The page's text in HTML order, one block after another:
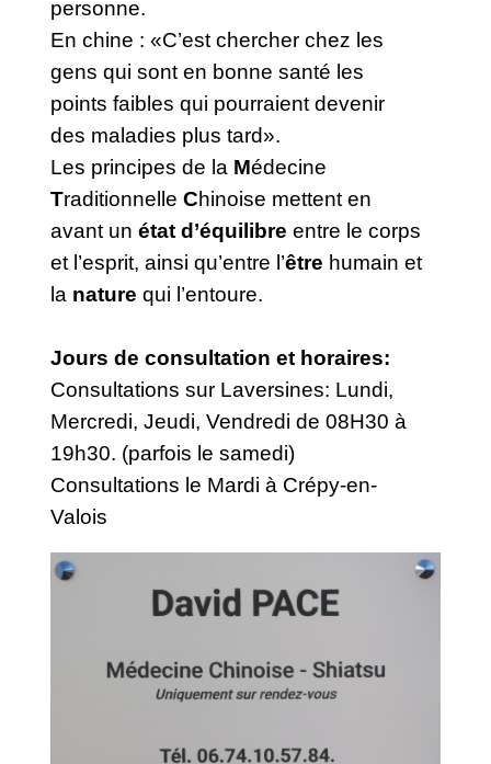
personne.
En chine : «C’est chercher chez les
gens qui sont en bonne santé les
points faibles qui pourraient devenir
des maladies plus tard».
Les principes de la Médecine
TraditionnelleChinoise mettent en
avant unétat d’équilibre entre le corps
et l’esprit, ainsi qu’entre l’être humain et
la nature qui l’entoure.
Jours de consultation et horaires:
Consultations sur Laversines: Lundi,
Mercredi, Jeudi, Vendredi de 08H30 à
19h30. (parfois le samedi)
Consultations le Mardi à Crépy-en-
Valois